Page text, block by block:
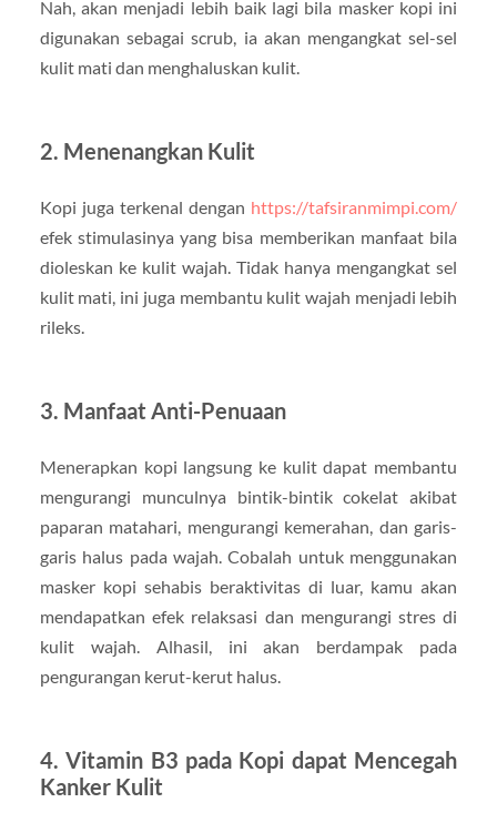
Nah, akan menjadi lebih baik lagi bila masker kopi ini
digunakan sebagai scrub, ia akan mengangkat sel-sel
kulit mati dan menghaluskan kulit.
2. Menenangkan Kulit
Kopi juga terkenal dengan https://tafsiranmimpi.com/
efek stimulasinya yang bisa memberikan manfaat bila
dioleskan ke kulit wajah. Tidak hanya mengangkat sel
kulit mati, ini juga membantu kulit wajah menjadi lebih
rileks.
3. Manfaat Anti-Penuaan
Menerapkan kopi langsung ke kulit dapat membantu
mengurangi munculnya bintik-bintik cokelat akibat
paparan matahari, mengurangi kemerahan, dan garis-
garis halus pada wajah. Cobalah untuk menggunakan
masker kopi sehabis beraktivitas di luar, kamu akan
mendapatkan efek relaksasi dan mengurangi stres di
kulit wajah. Alhasil, ini akan berdampak pada
pengurangan kerut-kerut halus.
4. Vitamin B3 pada Kopi dapat Mencegah
Kanker Kulit